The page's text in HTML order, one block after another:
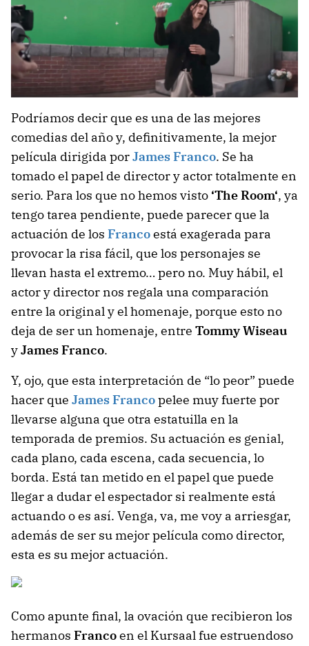
Podríamos decir que es una de las mejores
comedias del año y, definitivamente, la mejor
película dirigida porJames Franco. Se ha
tomado el papel de director y actor totalmente en
serio. Para los que no hemos visto ‘The Room‘, ya
tengo tarea pendiente, puede parecer que la
actuación de los Francoestá exagerada para
provocar la risa fácil, que los personajes se
llevan hasta el extremo… pero no. Muy hábil, el
actor y director nos regala una comparación
entre la original y el homenaje, porque esto no
deja de ser un homenaje, entre Tommy Wiseau
yJames Franco.
Y, ojo, que esta interpretación de “lo peor” puede
hacer que James Francopelee muy fuerte por
llevarse alguna que otra estatuilla en la
temporada de premios. Su actuación es genial,
cada plano, cada escena, cada secuencia, lo
borda. Está tan metido en el papel que puede
llegar a dudar el espectador si realmente está
actuando o es así. Venga, va, me voy a arriesgar,
además de ser su mejor película como director,
esta es su mejor actuación.
Como apunte final, la ovación que recibieron los
hermanos Francoen el Kursaal fue estruendoso